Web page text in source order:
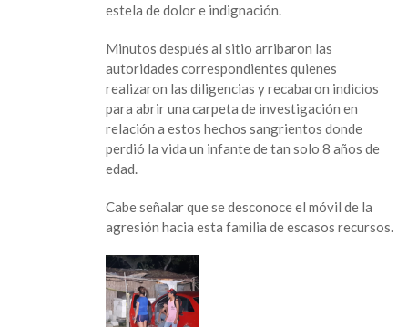
estela de dolor e indignación.
Minutos después al sitio arribaron las
autoridades correspondientes quienes
realizaron las diligencias y recabaron indicios
para abrir una carpeta de investigación en
relación a estos hechos sangrientos donde
perdió la vida un infante de tan solo 8 años de
edad.
Cabe señalar que se desconoce el móvil de la
agresión hacia esta familia de escasos recursos.